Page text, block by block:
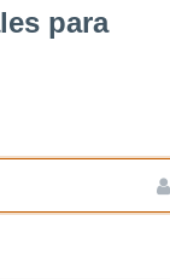
para